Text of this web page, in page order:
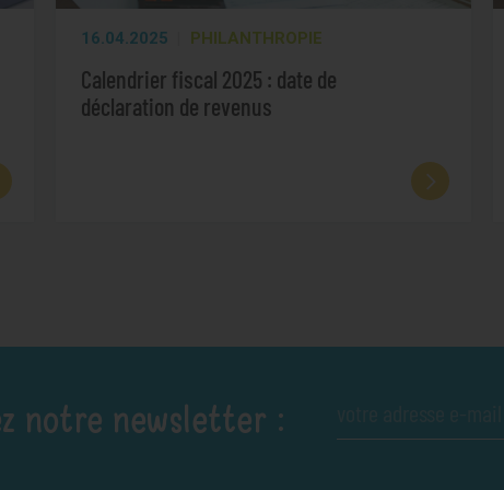
16.04.2025 PHILANTHROPIE
Calendrier fiscal 2025 : date de
déclaration de revenus
notre newsletter :